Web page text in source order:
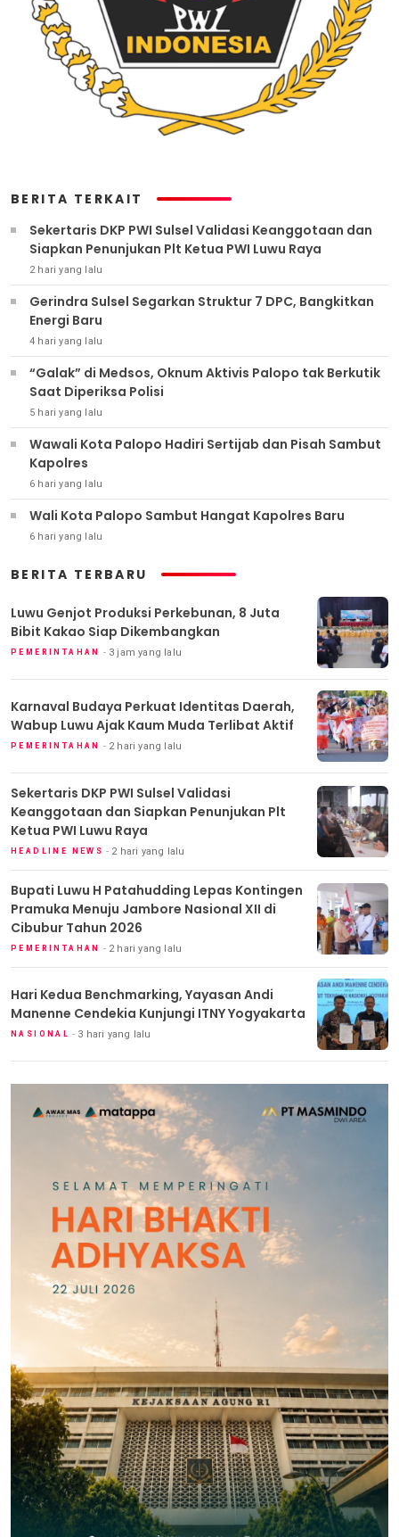
BERITA TERKAIT
Sekertaris DKP PWI Sulsel Validasi Keanggotaan dan
Siapkan Penunjukan Plt Ketua PWI Luwu Raya
2 hari yang lalu
Gerindra Sulsel Segarkan Struktur 7 DPC, Bangkitkan
Energi Baru
4 hari yang lalu
“Galak” di Medsos, Oknum Aktivis Palopo tak Berkutik
Saat Diperiksa Polisi
5 hari yang lalu
Wawali Kota Palopo Hadiri Sertijab dan Pisah Sambut
Kapolres
6 hari yang lalu
Wali Kota Palopo Sambut Hangat Kapolres Baru
6 hari yang lalu
BERITA TERBARU
Luwu Genjot Produksi Perkebunan, 8 Juta
Bibit Kakao Siap Dikembangkan
PEMERINTAHAN 3 jam yang lalu
Karnaval Budaya Perkuat Identitas Daerah,
Wabup Luwu Ajak Kaum Muda Terlibat Aktif
PEMERINTAHAN 2 hari yang lalu
Sekertaris DKP PWI Sulsel Validasi
Keanggotaan dan Siapkan Penunjukan Plt
Ketua PWI Luwu Raya
HEADLINE NEWS 2 hari yang lalu
Bupati Luwu H Patahudding Lepas Kontingen
Pramuka Menuju Jambore Nasional XII di
Cibubur Tahun 2026
PEMERINTAHAN 2 hari yang lalu
Hari Kedua Benchmarking, Yayasan Andi
Manenne Cendekia Kunjungi ITNY Yogyakarta
NASIONAL 3 hari yang lalu